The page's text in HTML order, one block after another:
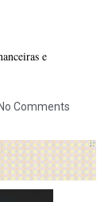
e
No Comments